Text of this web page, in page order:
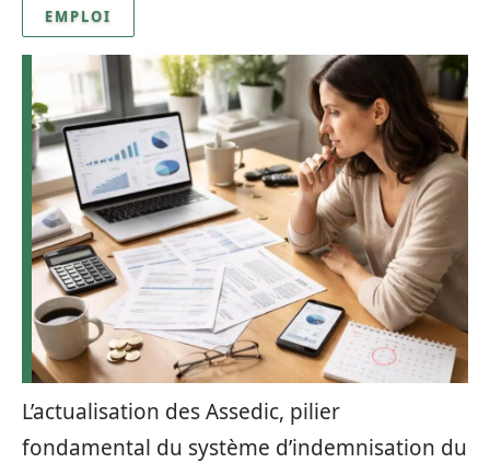
EMPLOI
L’actualisation des Assedic, pilier
fondamental du système d’indemnisation du